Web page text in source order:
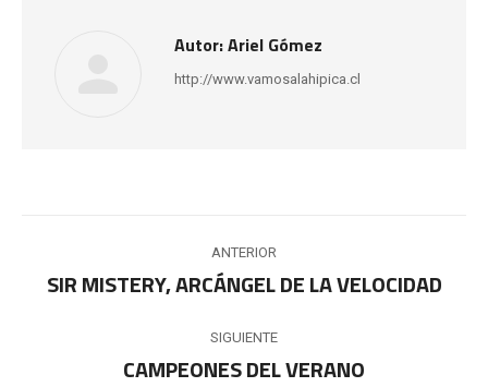
Autor:Ariel Gómez
http://www.vamosalahipica.cl
entre
publicaciones
ANTERIOR
Publicación
SIR MISTERY, ARCÁNGEL DE LA VELOCIDAD
SIGUIENTE
Publicación
CAMPEONES DEL VERANO